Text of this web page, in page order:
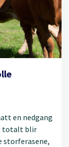
en nedgang
totalt blir
storferasene,